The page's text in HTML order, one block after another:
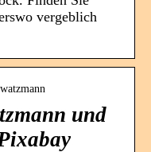
vergeblich
und